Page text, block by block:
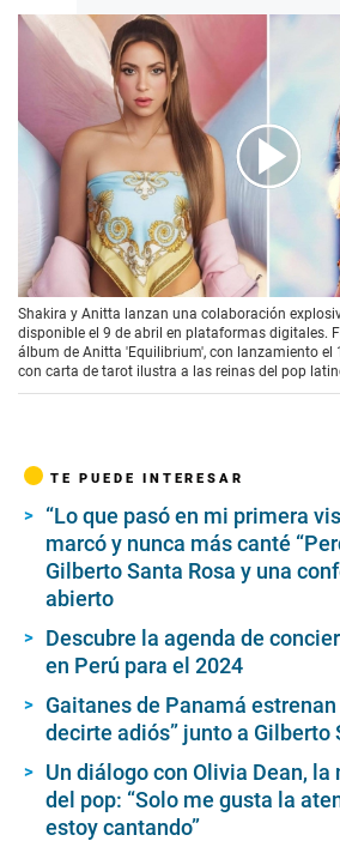
00:00/ 01:04
Shakira y Anitta lanzan una colaboración
disponible el 9 de abril en plataformas digitales.
álbum de Anitta 'Equilibrium', con lanzamiento el
con carta de tarot ilustra a las reinas del pop
TE PUEDE INTERESAR
“Lo que pasó en mi primera
marcó y nunca más canté
Gilberto Santa Rosa y una
abierto
Descubre la agenda de
en Perú para el 2024
Gaitanes de Panamá estrenan
decirte adiós” junto a Gilberto
Un diálogo con Olivia Dean, la
del pop: “Solo me gusta la
estoy cantando”